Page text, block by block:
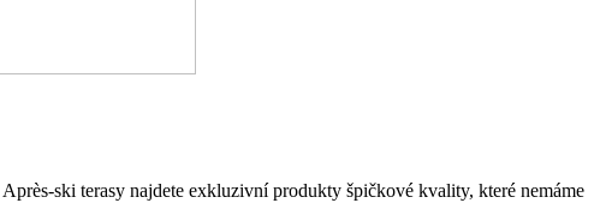
ski terasy najdete exkluzivní produkty špičkové kvality, které nemáme